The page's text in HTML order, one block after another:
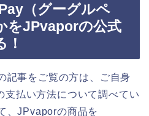
（グーグルペ
をJPvaporの公式
記事をご覧の方は、ご自身
払い方法について調べてい
、JPvaporの商品を